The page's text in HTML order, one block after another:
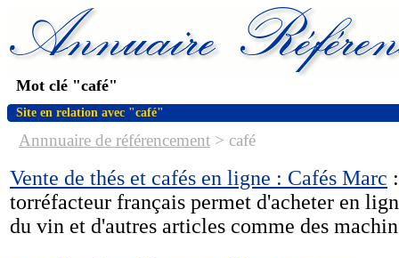
Mot clé "café"
Site en relation avec "café"
Annnuaire de référencement > café
Vente de thés et cafés en ligne : Cafés Marc
torréfacteur français permet d'acheter en
du vin et d'autres articles comme des